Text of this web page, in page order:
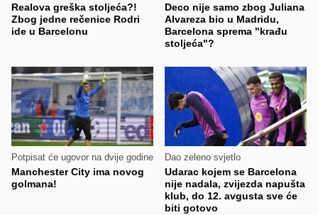
Realova greška stoljeća?!
Zbog jedne rečenice Rodri
ide u Barcelonu
Deco nije samo zbog Juliana
Alvareza bio u Madridu,
Barcelona sprema "krađu
stoljeća"?
Potpisat će ugovor na dvije godine
Manchester City ima novog
golmana!
Dao zeleno svjetlo
Udarac kojem se Barcelona
nije nadala, zvijezda napušta
klub, do 12. avgusta sve će
biti gotovo